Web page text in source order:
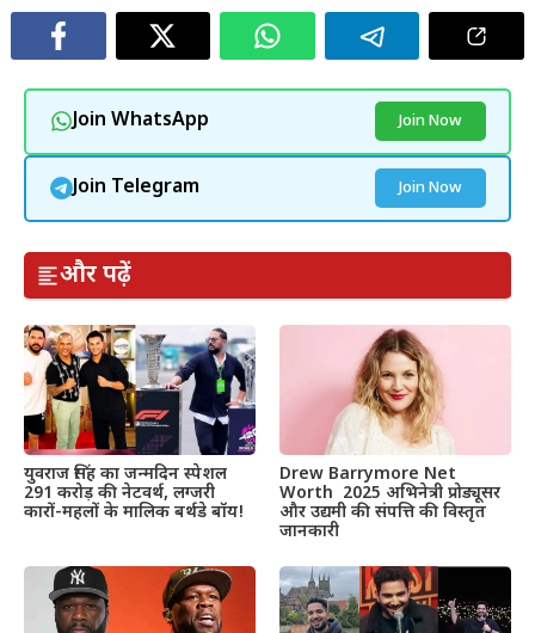
Join WhatsApp Join Now
Join Telegram Join Now
और पढ़ें
युवराज सिंह का जन्मदिन स्पेशल
291 करोड़ की नेटवर्थ, लग्जरी
कारों-महलों के मालिक बर्थडे बॉय!
Drew Barrymore Net
Worth 2025 अभिनेत्री प्रोड्यूसर
और उद्यमी की संपत्ति की विस्तृत
जानकारी